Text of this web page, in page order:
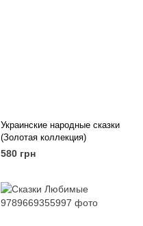
Украинские народные сказки
(Золотая коллекция)
580 грн